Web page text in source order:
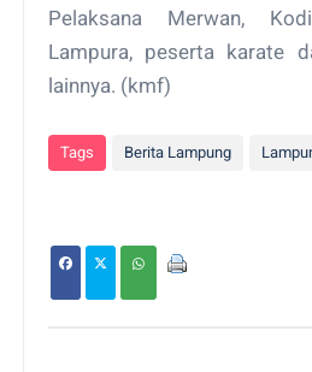
Pelaksana Merwan,
Lampura, peserta karate
lainnya. (kmf)
Tags Berita Lampung